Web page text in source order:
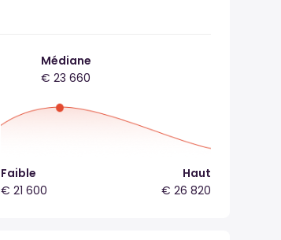
Médiane
€ 23 660
Faible
€ 21 600
Haut
€ 26 820